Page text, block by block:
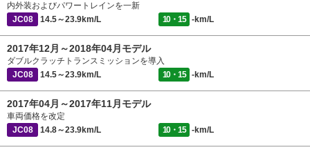
内外装およびパワートレインを一新
JC08
14.5～23.9km/L 10・15 -km/L
2017年12月～2018年04月モデル
ダブルクラッチトランスミッションを導入
JC08
14.5～23.9km/L 10・15 -km/L
2017年04月～2017年11月モデル
車両価格を改定
JC08
14.8～23.9km/L 10・15 -km/L